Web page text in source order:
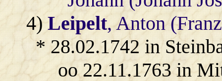
4)Leipelt, Anton
* 28.02.1742 in
oo 22.11.1763 in